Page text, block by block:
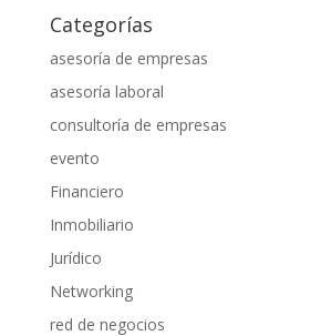
Categorías
asesoría de empresas
asesoría laboral
consultoría de empresas
evento
Financiero
Inmobiliario
Jurídico
Networking
red de negocios